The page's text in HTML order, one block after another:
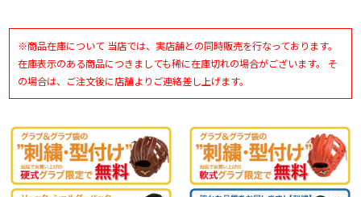
※商品在庫について 当店では、実店舗との同時販売を行なっております。
在庫表示のある商品につきましても稀に在庫切れの場合がございます。 そ
の場合は、ご注文後に店舗よりご連絡差し上げます。